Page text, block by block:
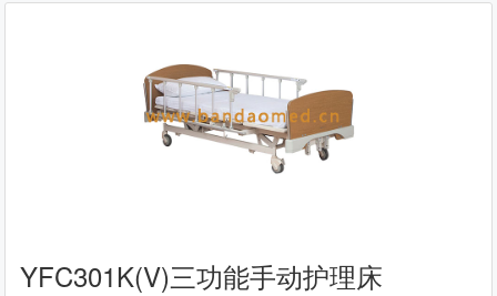
YFC301K(V)三功能手动护理床